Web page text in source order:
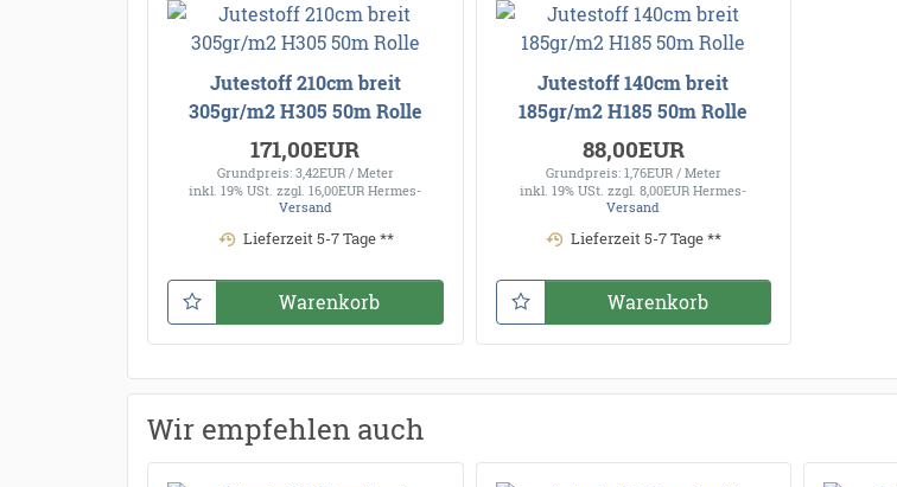
Jutestoff 210cm breit
305gr/m2 H305 50m Rolle
171,00EUR
Grundpreis: 3,42EUR / Meter
inkl. 19% USt. zzgl. 16,00EUR Hermes-
Versand
Lieferzeit 5-7 Tage **
Warenkorb
Jutestoff 140cm breit
185gr/m2 H185 50m Rolle
88,00EUR
Grundpreis: 1,76EUR / Meter
inkl. 19% USt. zzgl. 8,00EUR Hermes-
Versand
Lieferzeit 5-7 Tage **
Warenkorb
Wir empfehlen auch